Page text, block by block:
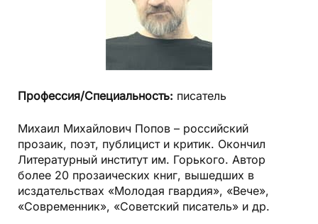
Профессия/Специальность: писатель
Михаил Михайлович Попов – российский
прозаик, поэт, публицист и критик. Окончил
Литературный институт им. Горького. Автор
более 20 прозаических книг, вышедших в
исздательствах «Молодая гвардия», «Вече»,
«Современник», «Советский писатель» и др.